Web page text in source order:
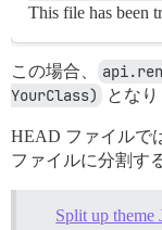
This file has been
この場合、
YourClass)
となり
HEAD ファイルで
ファイルに分割す
Split up theme